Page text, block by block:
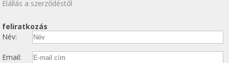
Elállás a szerződéstől
feliratkozás
Név:
Email: